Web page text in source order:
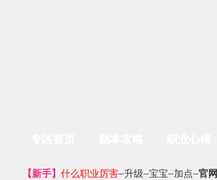
【新手】 什么职业厉害–升级–宝宝–加点–官网